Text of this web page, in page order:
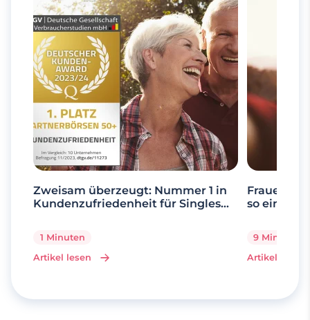
Zweisam überzeugt: Nummer 1 in
Kundenzufriedenheit für Singles
1 Minuten
Artikel lesen
Frauen ab
so einfach
9 Minuten
Artikel lesen